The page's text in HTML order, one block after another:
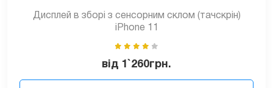
Дисплей в зборі з сенсорним склом (тачскрін)
iPhone 11
від 1`260грн.